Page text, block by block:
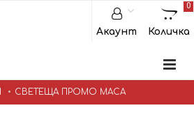
Акаунт
0
Количка
СВЕТЕЩА ПРОМО МАСА